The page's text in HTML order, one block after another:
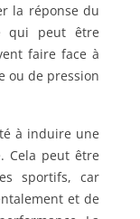
la réponse du
qui peut être
faire face à
ou de pression
à induire une
Cela peut être
sportifs, car
et de